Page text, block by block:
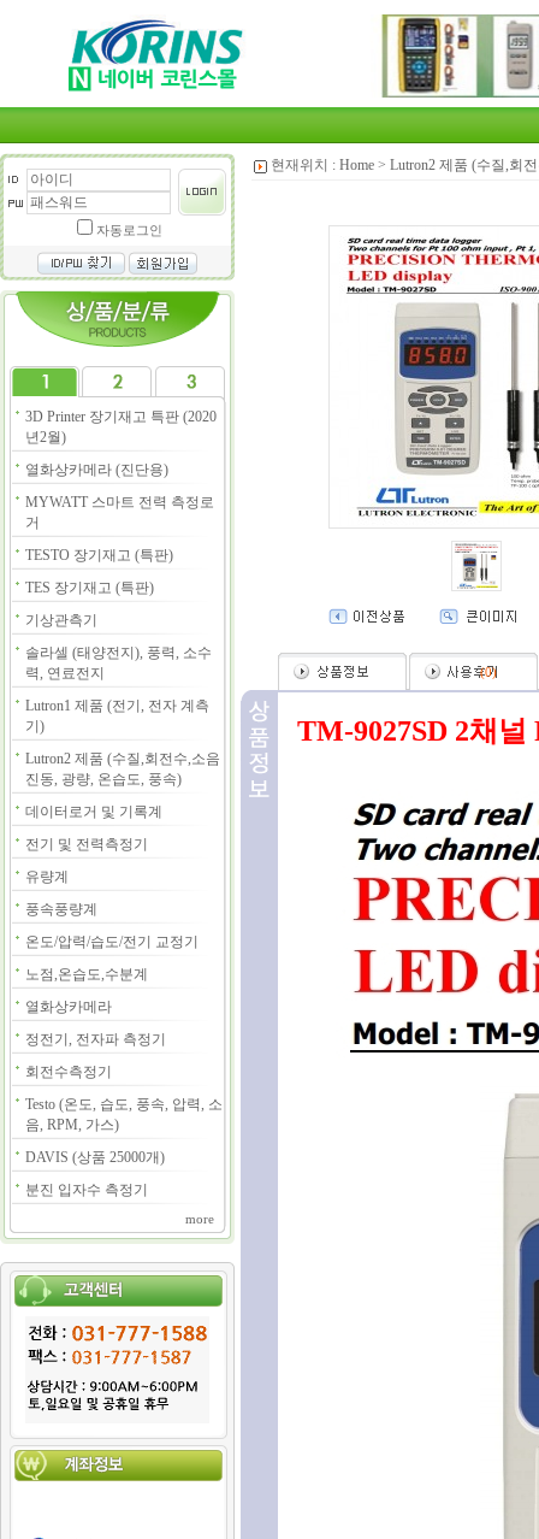
자동로그인
3D Printer 장기재고 특판 (2020
년2월)
열화상카메라 (진단용)
MYWATT 스마트 전력 측정로
거
TESTO 장기재고 (특판)
TES 장기재고 (특판)
기상관측기
솔라셀 (태양전지), 풍력, 소수
력, 연료전지
Lutron1 제품 (전기, 전자 계측
기)
Lutron2 제품 (수질,회전수,소음
진동, 광량, 온습도, 풍속)
데이터로거 및 기록계
전기 및 전력측정기
유량계
풍속풍량계
온도/압력/습도/전기 교정기
노점,온습도,수분계
열화상카메라
정전기, 전자파 측정기
회전수측정기
Testo (온도, 습도, 풍속, 압력, 소
음, RPM, 가스)
DAVIS (상품 25000개)
분진 입자수 측정기
more
현재위치 : Home > Lutron2 제품 (수질,회
(0)
TM-9027SD 2채널